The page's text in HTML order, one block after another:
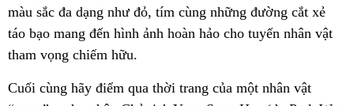
màu sắc đa dạng như đỏ, tím cùng những đường cắt xẻ
táo bạo mang đến hình ảnh hoàn hảo cho tuyến nhân vật
tham vọng chiếm hữu.
Cuối cùng hãy điểm qua thời trang của một nhân vật